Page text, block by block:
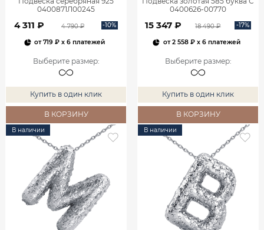
0400871Л00245
4 311 ₽ 4 790 ₽ -10%
от719 ₽ x 6 платежей
Выберите размер:
Купить в один клик
В КОРЗИНУ
0400626-00770
15 347 ₽ 18 490 ₽ -17%
от2 558 ₽x 6 платежей
Выберите размер:
Купить в один клик
В КОРЗИНУ
В наличии В наличии